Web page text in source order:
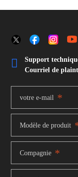

Support
Courriel de
votre e-mail *
Modèle de produit
Compagnie *